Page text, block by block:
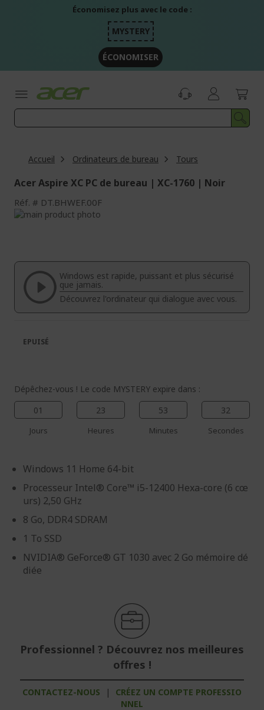
Économisez plus avec le code :
MYSTERY
ÉCONOMISER
Accueil Ordinateurs de bureau Tours
Acer Aspire XC PC de bureau | XC-1760 | Noir
Réf. DT.BHWEF.00F
Passer
de
galerie
d’images
de
Galerie
d’images
Windows est rapide, puissant et plus sécurisé
que jamais.
Découvrez l'ordinateur qui dialogue avec vous.
Dépêchez-vous ! Le code MYSTERY expire dans :
01
Jours
23
Heures
53
Minutes
32
Secondes
Windows 11 Home 64-bit
Processeur Intel® Core™ i5-12400 Hexa-core (6 cœ
urs) 2,50 GHz
8 Go, DDR4 SDRAM
1 To SSD
NVIDIA® GeForce® GT 1030 avec 2 Go mémoire dé
diée
Professionnel ? Découvrez nos meilleures
offres !
CONTACTEZ-NOUS |
CRÉEZ UN COMPTE PROFESSIO
NNEL
EPUISÉ